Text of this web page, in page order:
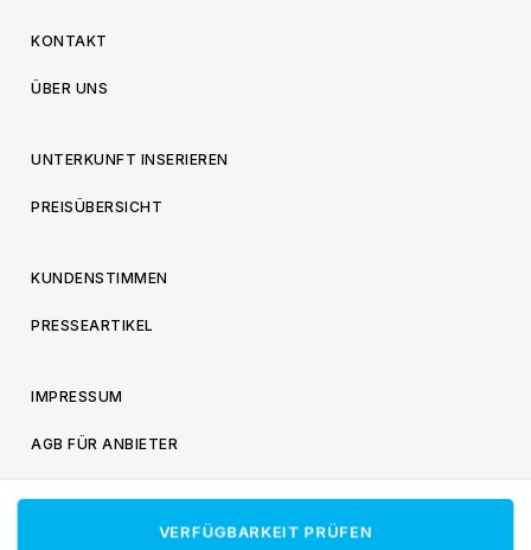
VERFÜGBARKEIT PRÜFEN
KONTAKT
ÜBER UNS
UNTERKUNFT INSERIEREN
PREISÜBERSICHT
KUNDENSTIMMEN
PRESSEARTIKEL
IMPRESSUM
AGB FÜR ANBIETER